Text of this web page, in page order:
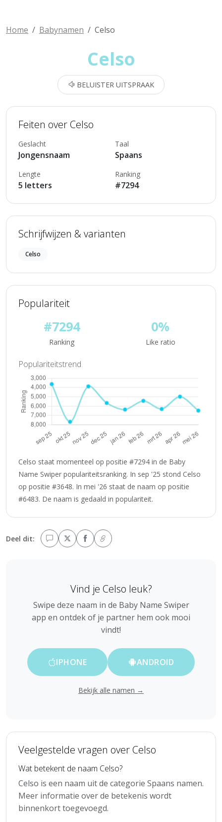
Home Babynamen Celso
Celso
BELUISTER UITSPRAAK
Feiten over Celso
Geslacht
Jongensnaam
Taal
Spaans
Lengte
5 letters
Ranking
#7294
Schrijfwijzen & varianten
Celso
Populariteit
#7294
Ranking
0%
Like ratio
Populariteitstrend
Celso staat momenteel op positie #7294 in de Baby
Name Swiper populariteitsranking. In sep '25 stond Celso
op positie #3648. In mei '26 staat de naam op positie
#6483. De naam is gedaald in populariteit.
Deel dit:
Vind je Celso leuk?
Swipe deze naam in de Baby Name Swiper
app en ontdek of je partner hem ook mooi
vindt!
IPHONE ANDROID
Bekijk alle namen →
Veelgestelde vragen over Celso
Wat betekent de naam Celso?
Celso is een naam uit de categorie Spaans namen.
Meer informatie over de betekenis wordt
binnenkort toegevoegd.